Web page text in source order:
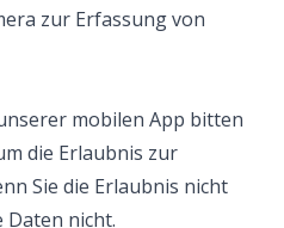
zur Erfassung von
mobilen App bitten
die Erlaubnis zur
Sie die Erlaubnis nicht
Daten nicht.